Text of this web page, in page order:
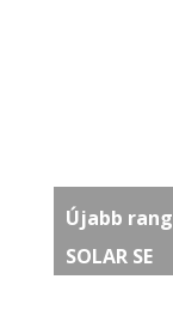
Újabb
SOLAR SE